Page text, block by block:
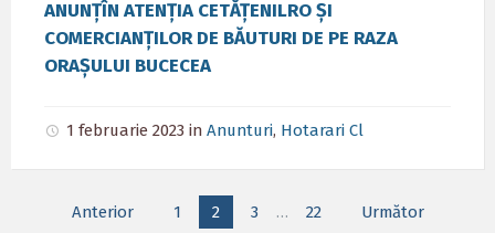
ANUNȚÎN ATENȚIA CETĂȚENILRO ȘI
COMERCIANȚILOR DE BĂUTURI DE PE RAZA
ORAȘULUI BUCECEA
1 februarie 2023 in Anunturi, Hotarari Cl
Paginație
Anterior 1 2 3 … 22 Următor